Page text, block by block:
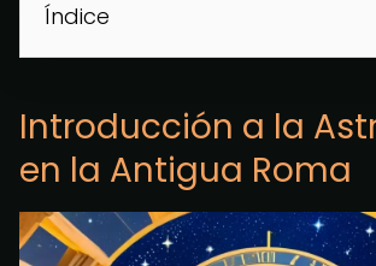
Índice
Introducción a la
en la Antigua Roma